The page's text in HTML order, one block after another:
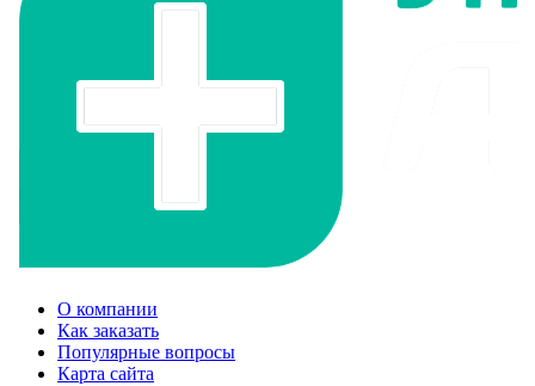
О компании
Как заказать
Популярные вопросы
Карта сайта